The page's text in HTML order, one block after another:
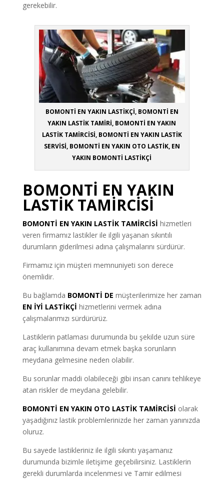
gerekebilir.
BOMONTİ EN YAKIN LASTİKÇİ, BOMONTİ EN
YAKIN LASTİK TAMİRİ, BOMONTİ EN YAKIN
LASTİK TAMİRCİSİ, BOMONTİ EN YAKIN LASTİK
SERVİSİ, BOMONTİ EN YAKIN OTO LASTİK, EN
YAKIN BOMONTİ LASTİKÇİ
BOMONTİ EN YAKIN
LASTİK TAMİRCİSİ
BOMONTİ EN YAKIN LASTİK TAMİRCİSİ hizmetleri
veren firmamız lastikler ile ilgili yaşanan sıkıntılı
durumların giderilmesi adına çalışmalarını sürdürür.
Firmamız için müşteri memnuniyeti son derece
önemlidir.
Bu bağlamda BOMONTİ DE müşterilerimize her zaman
EN İYİ LASTİKÇİ hizmetlerini vermek adına
çalışmalarımızı sürdürürüz.
Lastiklerin patlaması durumunda bu şekilde uzun süre
araç kullanımına devam etmek başka sorunların
meydana gelmesine neden olabilir.
Bu sorunlar maddi olabileceği gibi insan canını tehlikeye
atan riskler de meydana gelebilir.
BOMONTİ EN YAKIN OTO LASTİK TAMİRCİSİ olarak
yaşadığınız lastik problemlerinizde her zaman yanınızda
oluruz.
Bu sayede lastikleriniz ile ilgili sıkıntı yaşamanız
durumunda bizimle iletişime geçebilirsiniz. Lastiklerin
gerekli durumlarda incelenmesi ve Tamir edilmesi